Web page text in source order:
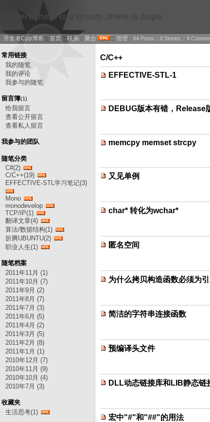
Where there is a dream ,there is hope
开发者Cpp博客 :: 首页 :: 联系 :: 聚合 :: 管理 64 Posts :: 0 Stories :: 8
常用链接
我的随笔
我的评论
我参与的随笔
留言簿(1)
给我留言
查看公开留言
查看私人留言
我参与的团队
随笔分类
C#(2)
C/C++(19)
EFFECTIVE-STL学习笔记(3)
Mono
monodevelop
TCP/IP(1)
翻译文章(4)
算法/数据结构(1)
折腾UBUNTU(2)
职业人生(1)
随笔档案
2011年11月 (1)
2011年10月 (7)
2011年9月 (2)
2011年8月 (7)
2011年7月 (3)
2011年6月 (5)
2011年4月 (2)
2011年3月 (5)
2011年2月 (8)
2011年1月 (1)
2010年12月 (7)
2010年11月 (9)
2010年10月 (4)
2010年7月 (3)
收藏夹
生活思考(1)
C/C++
EFFECTIVE-STL-1
DEBUG版本有错，Release
memcpy memset strcpy
又见单例
char* 转化为wchar*
匿名空间
为什么拷贝构造函数必须为
简洁的字符串连接函数
预编译头文件
DLL动态链接库和LIB静态链
宏中"#"和"##"的用法